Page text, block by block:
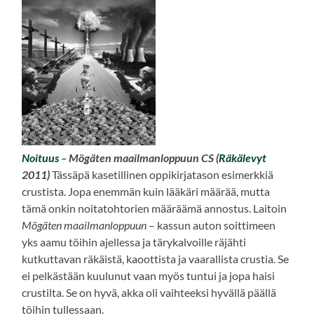
Noituus– Mögäten maailmanloppuun CS (Räkälevyt
2011)Tässäpä kasetillinen oppikirjatason esimerkkiä
crustista. Jopa enemmän kuin lääkäri määrää, mutta
tämä onkin noitatohtorien määräämä annostus. Laitoin
Mögäten maailmanloppuun – kassun auton soittimeen
yks aamu töihin ajellessa ja tärykalvoille räjähti
kutkuttavan räkäistä, kaoottista ja vaarallista crustia. Se
ei pelkästään kuulunut vaan myös tuntui ja jopa haisi
crustilta. Se on hyvä, akka oli vaihteeksi hyvällä päällä
töihin tullessaan.